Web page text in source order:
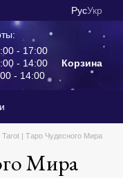
РусУкр
- 17:00
- 14:00
- 14:00
Корзина
Tarot | Таро Чудесного Мира
Мира